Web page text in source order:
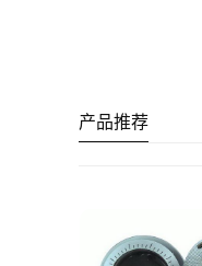
产品推荐